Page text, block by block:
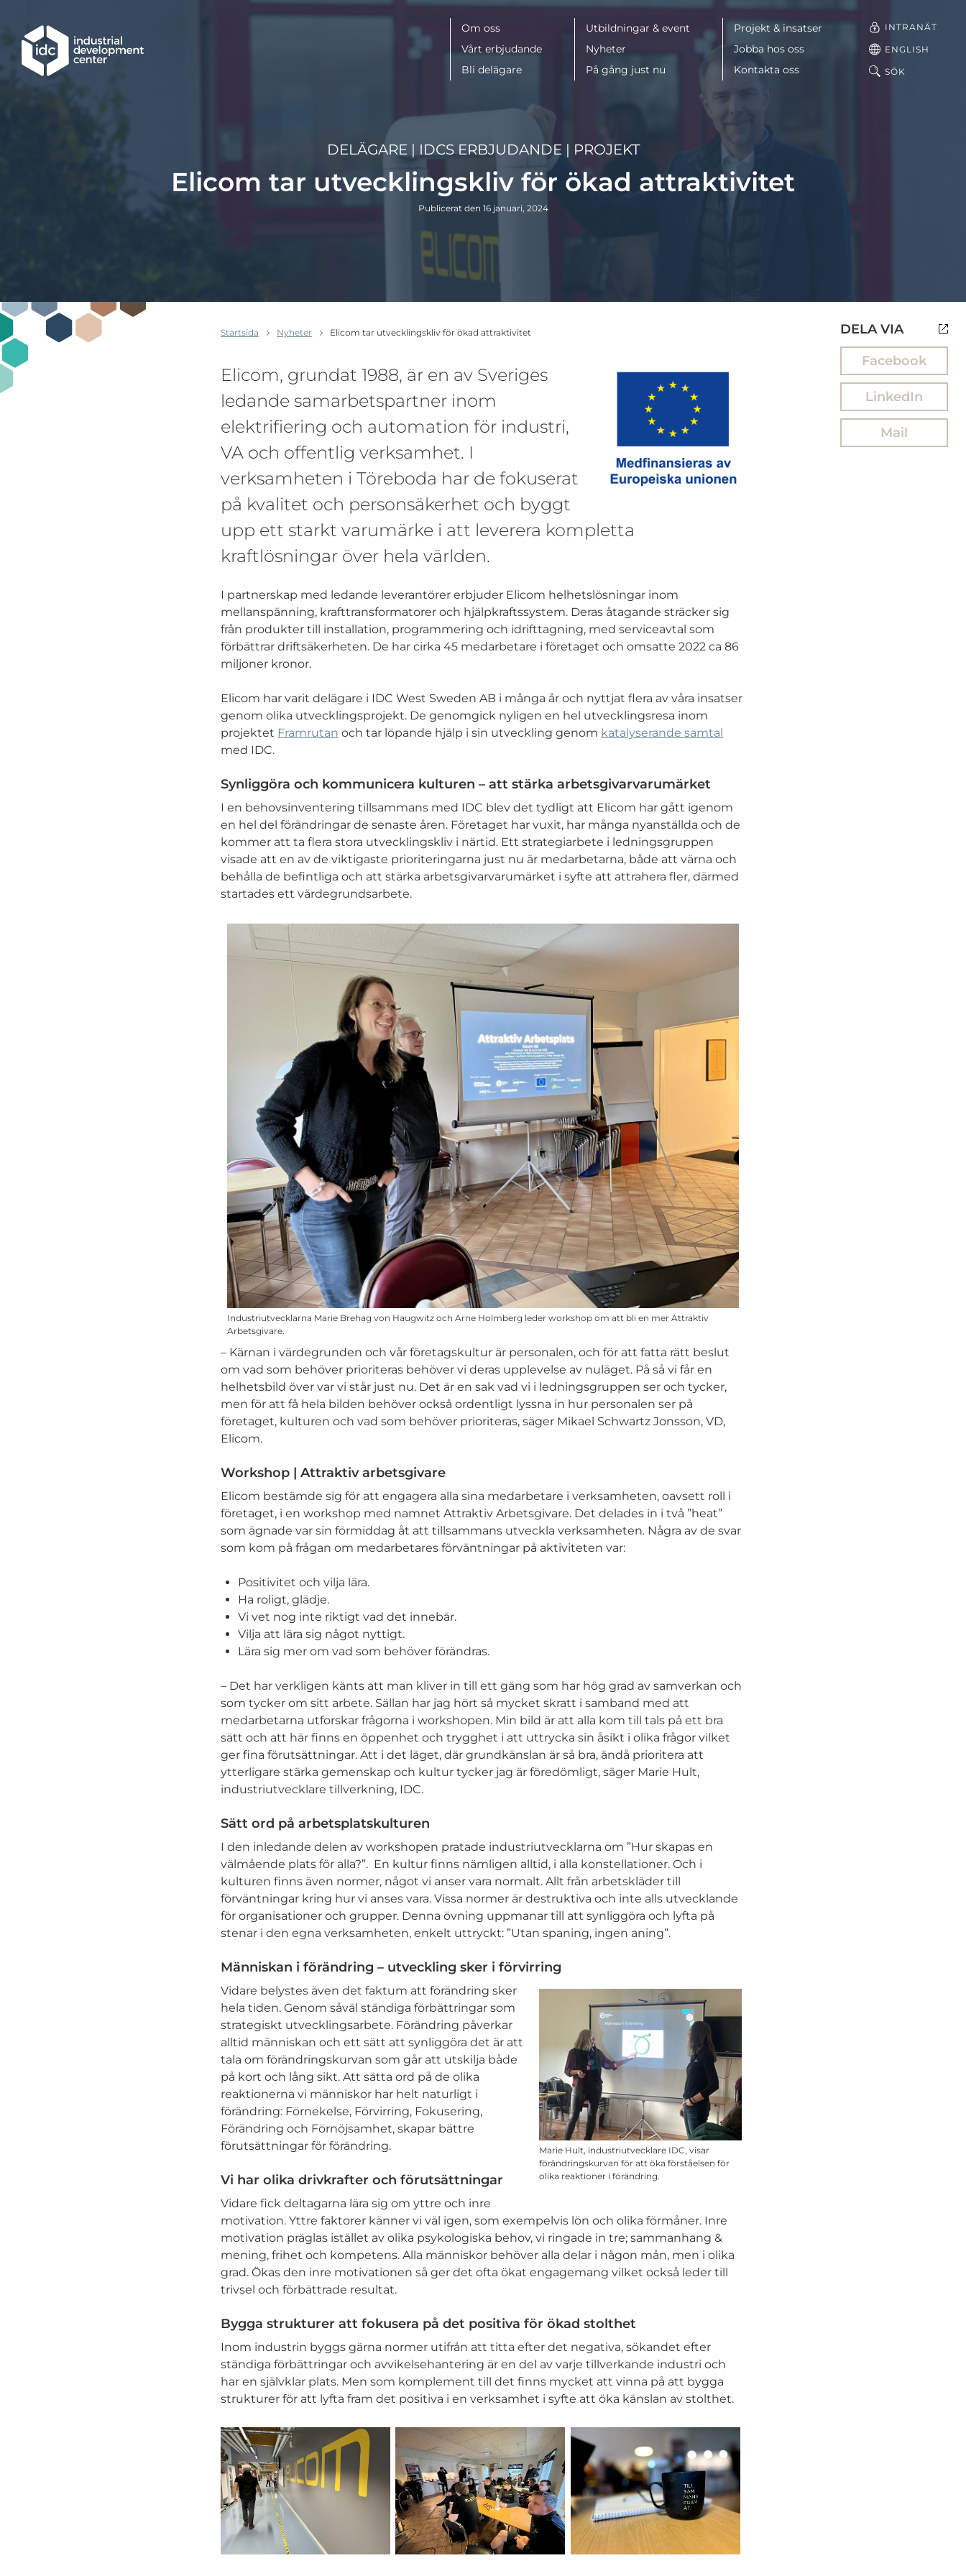
Meny
Om oss
Vårt erbjudande
Bli delägare
Utbildningar & event
Nyheter
På gång just nu
Projekt & insatser
Jobba hos oss
Kontakta oss
INTRANÄT
ENGLISH
SÖK
DELÄGARE| IDCS ERBJUDANDE| PROJEKT
Elicom tar utvecklingskliv för ökad attraktivitet
Publicerat den 16 januari, 2024
Startsida Nyheter Elicom tar utvecklingskliv för ökad attraktivitet
Elicom, grundat 1988, är en av Sveriges
ledande samarbetspartner inom
elektrifiering och automation för industri,
VA och offentlig verksamhet. I
verksamheten i Töreboda har de fokuserat
på kvalitet och personsäkerhet och byggt
upp ett starkt varumärke i att leverera kompletta
kraftlösningar över hela världen.
I partnerskap med ledande leverantörer erbjuder Elicom helhetslösningar inom
mellanspänning, krafttransformatorer och hjälpkraftssystem. Deras åtagande sträcker sig
från produkter till installation, programmering och idrifttagning, med serviceavtal som
förbättrar driftsäkerheten. De har cirka 45 medarbetare i företaget och omsatte 2022 ca 86
miljoner kronor.
Elicom har varit delägare i IDC West Sweden AB i många år och nyttjat flera av våra insatser
genom olika utvecklingsprojekt. De genomgick nyligen en hel utvecklingsresa inom
projektet Framrutan och tar löpande hjälp i sin utveckling genom katalyserande samtal
med IDC.
Synliggöra och kommunicera kulturen – att stärka arbetsgivarvarumärket
I en behovsinventering tillsammans med IDC blev det tydligt att Elicom har gått igenom
en hel del förändringar de senaste åren. Företaget har vuxit, har många nyanställda och de
kommer att ta flera stora utvecklingskliv i närtid. Ett strategiarbete i ledningsgruppen
visade att en av de viktigaste prioriteringarna just nu är medarbetarna, både att värna och
behålla de befintliga och att stärka arbetsgivarvarumärket i syfte att attrahera fler, därmed
startades ett värdegrundsarbete.
Industriutvecklarna Marie Brehag von Haugwitz och Arne Holmberg leder workshop om att bli en mer Attraktiv
Arbetsgivare.
– Kärnan i värdegrunden och vår företagskultur är personalen, och för att fatta rätt beslut
om vad som behöver prioriteras behöver vi deras upplevelse av nuläget. På så vi får en
helhetsbild över var vi står just nu. Det är en sak vad vi i ledningsgruppen ser och tycker,
men för att få hela bilden behöver också ordentligt lyssna in hur personalen ser på
företaget, kulturen och vad som behöver prioriteras, säger Mikael Schwartz Jonsson, VD,
Elicom.
Workshop | Attraktiv arbetsgivare
Elicom bestämde sig för att engagera alla sina medarbetare i verksamheten, oavsett roll i
företaget, i en workshop med namnet Attraktiv Arbetsgivare. Det delades in i två ”heat”
som ägnade var sin förmiddag åt att tillsammans utveckla verksamheten. Några av de svar
som kom på frågan om medarbetares förväntningar på aktiviteten var:
Positivitet och vilja lära.
Ha roligt, glädje.
Vi vet nog inte riktigt vad det innebär.
Vilja att lära sig något nyttigt.
Lära sig mer om vad som behöver förändras.
– Det har verkligen känts att man kliver in till ett gäng som har hög grad av samverkan och
som tycker om sitt arbete. Sällan har jag hört så mycket skratt i samband med att
medarbetarna utforskar frågorna i workshopen. Min bild är att alla kom till tals på ett bra
sätt och att här finns en öppenhet och trygghet i att uttrycka sin åsikt i olika frågor vilket
ger fina förutsättningar. Att i det läget, där grundkänslan är så bra, ändå prioritera att
ytterligare stärka gemenskap och kultur tycker jag är föredömligt, säger Marie Hult,
industriutvecklare tillverkning, IDC.
Sätt ord på arbetsplatskulturen
I den inledande delen av workshopen pratade industriutvecklarna om ”Hur skapas en
välmående plats för alla?”. En kultur finns nämligen alltid, i alla konstellationer. Och i
kulturen finns även normer, något vi anser vara normalt. Allt från arbetskläder till
förväntningar kring hur vi anses vara. Vissa normer är destruktiva och inte alls utvecklande
för organisationer och grupper. Denna övning uppmanar till att synliggöra och lyfta på
stenar i den egna verksamheten, enkelt uttryckt: ”Utan spaning, ingen aning”.
Människan i förändring – utveckling sker i förvirring
Marie Hult, industriutvecklare IDC, visar
förändringskurvan för att öka förståelsen för
olika reaktioner i förändring.
Vidare belystes även det faktum att förändring sker
hela tiden. Genom såväl ständiga förbättringar som
strategiskt utvecklingsarbete. Förändring påverkar
alltid människan och ett sätt att synliggöra det är att
tala om förändringskurvan som går att utskilja både
på kort och lång sikt. Att sätta ord på de olika
reaktionerna vi människor har helt naturligt i
förändring: Förnekelse, Förvirring, Fokusering,
Förändring och Förnöjsamhet, skapar bättre
förutsättningar för förändring.
Vi har olika drivkrafter och förutsättningar
Vidare fick deltagarna lära sig om yttre och inre
motivation. Yttre faktorer känner vi väl igen, som exempelvis lön och olika förmåner. Inre
motivation präglas istället av olika psykologiska behov, vi ringade in tre; sammanhang &
mening, frihet och kompetens. Alla människor behöver alla delar i någon mån, men i olika
grad. Ökas den inre motivationen så ger det ofta ökat engagemang vilket också leder till
trivsel och förbättrade resultat.
Bygga strukturer att fokusera på det positiva för ökad stolthet
Inom industrin byggs gärna normer utifrån att titta efter det negativa, sökandet efter
ständiga förbättringar och avvikelsehantering är en del av varje tillverkande industri och
har en självklar plats. Men som komplement till det finns mycket att vinna på att bygga
strukturer för att lyfta fram det positiva i en verksamhet i syfte att öka känslan av stolthet.
DELA VIA
Facebook
LinkedIn
Mail